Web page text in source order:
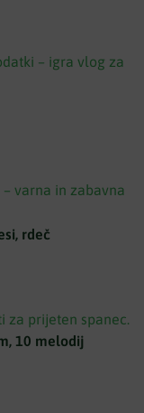
rdeč
10 melodij